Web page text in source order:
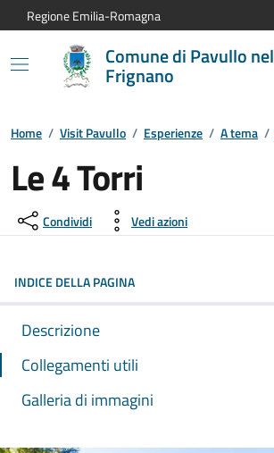
Vai al contenuto principale
Vai alla navigazione del sito
Vai al piede di pagina
Regione Emilia-Romagna
Comune di Pavullo nel
Frignano
Home / Visit Pavullo / Esperienze / A tema /
Le 4 Torri
Condividi Vedi azioni
INDICE DELLA PAGINA
Descrizione
Collegamenti utili
Galleria di immagini